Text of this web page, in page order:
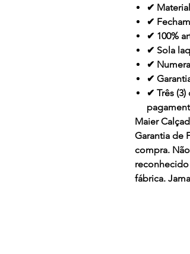
✔
✔
✔ 100%
✔ Sola
✔
✔
✔ Três
Maier
Garantia de
compra.
fábrica.